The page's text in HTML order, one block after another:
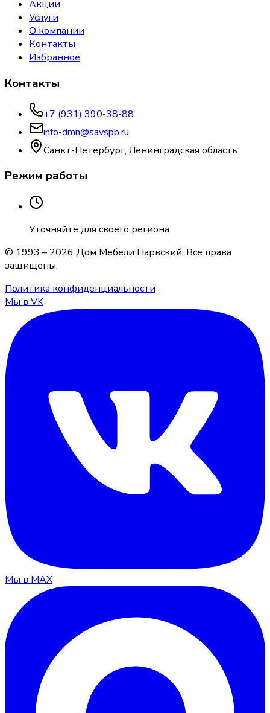
Акции
Услуги
О компании
Контакты
Избранное
Контакты
+7 (931) 390-38-88
info-dmn@savspb.ru
Санкт-Петербург, Ленинградская область
Режим работы
Уточняйте для своего региона
© 1993 – 2026 Дом Мебели Нарвский. Все права
защищены.
Политика конфиденциальности
Мы в VK
Мы в MAX